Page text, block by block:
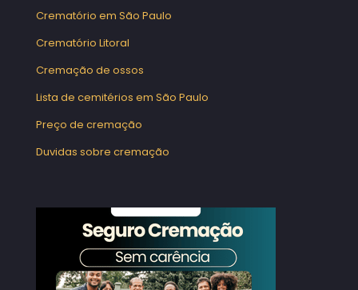
Crematório em São Paulo
Crematório Litoral
Cremação de ossos
Lista de cemitérios em São Paulo
Preço de cremação
Duvidas sobre cremação